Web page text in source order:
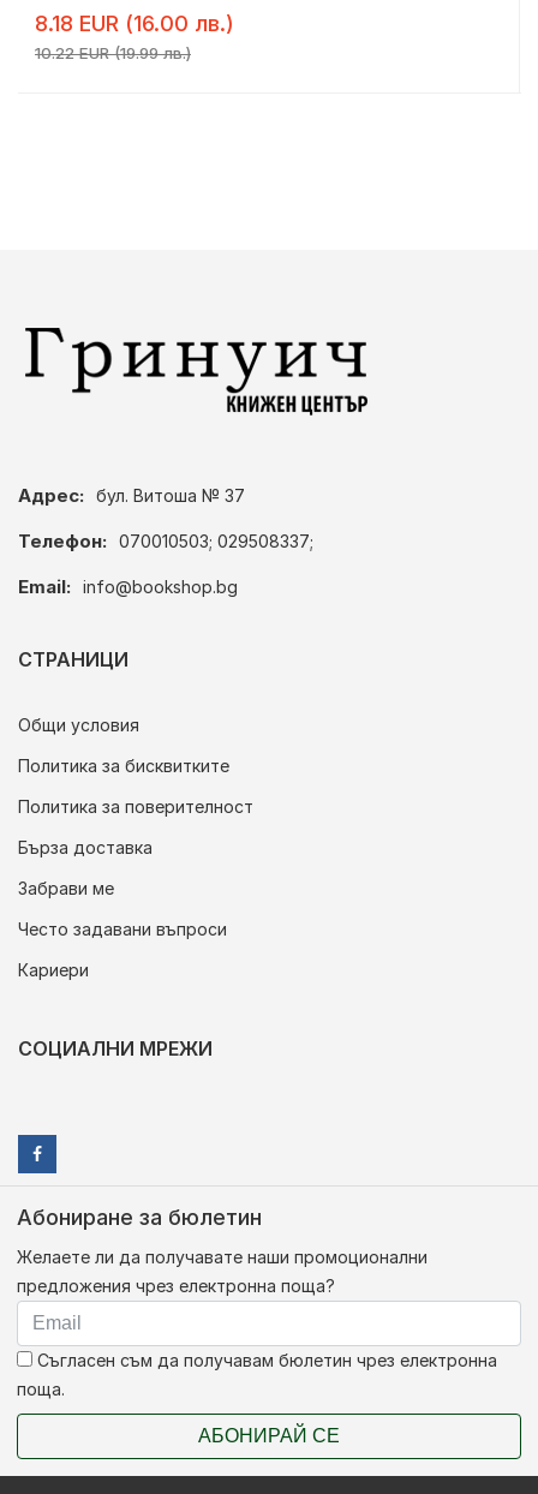
8.18 EUR (16.00 лв.)
10.22 EUR (19.99 лв.)
Адрес: бул. Витоша № 37
Телефон: 070010503; 029508337;
Email: info@bookshop.bg
СТРАНИЦИ
Общи условия
Политика за бисквитките
Политика за поверителност
Бърза доставка
Забрави ме
Често задавани въпроси
Кариери
СОЦИАЛНИ МРЕЖИ
Абониране за бюлетин
Желаете ли да получавате наши промоционални
предложения чрез електронна поща?
Съгласен съм да получавам бюлетин чрез електронна
поща.
АБОНИРАЙ СЕ